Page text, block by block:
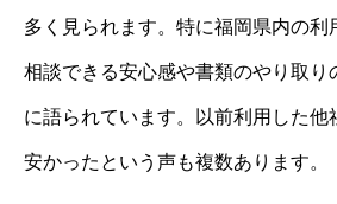
多く見られます。特に福岡県内の利
相談できる安心感や書類のやり取り
に語られています。以前利用した他
安かったという声も複数あります。